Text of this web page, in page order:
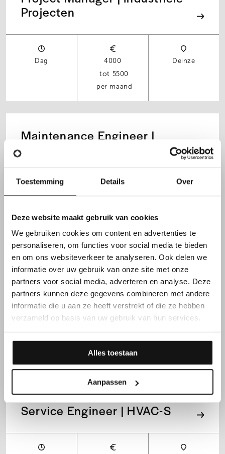
Toestemming Details Over
Deze website maakt gebruik van cookies
We gebruiken cookies om content en advertenties te
personaliseren, om functies voor social media te bieden
en om ons websiteverkeer te analyseren. Ook delen we
informatie over uw gebruik van onze site met onze
partners voor social media, adverteren en analyse. Deze
partners kunnen deze gegevens combineren met andere
informatie die u aan ze heeft verstrekt of die ze hebben
verzameld op basis van uw gebruik van hun services.
Alles toestaan
Aanpassen
Projecten
Dag
4000
5500
per maand
Deinze
Maintenance Engineer |
Bouwmaterialen
Technical Operations
Coördinator | Metaal
4500
Service Engineer | HVAC-S